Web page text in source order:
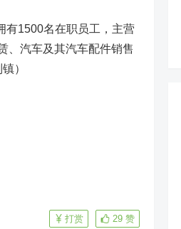
1500名在职员工，主营
、汽车及其汽车配件销售
）
29 赞
打赏